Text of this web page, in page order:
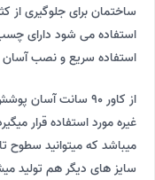
ساختمان برای جلوگیری
استفاده می شود دارای
استفاده سریع و نصب آسان
از کاور 90 سانت
سایز های دیگر هم تولید